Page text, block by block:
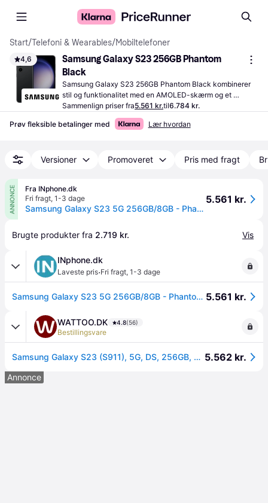
Start/Telefoni & Wearables/Mobiltelefoner
4,6
Samsung Galaxy S23 256GB Phantom
Black
Samsung Galaxy S23 256GB Phantom Black kombinerer
stil og funktionalitet med en AMOLED-skærm og et
effektivt kamera, der tager klare billeder i forskellige
Sammenlign priser fra5.561 kr.til6.784 kr.
Prøv fleksible betalinger med Lær hvordan
Versioner Promoveret Pris med fragt
ANNONCE
Fra INphone.dk
Fri fragt, 1-3 dage
Samsung Galaxy S23 5G 256GB/8GB - Phantom Black
5.561 kr.
Brugte produkter fra 2.719 kr. Vis
INphone.dk
Laveste pris·Fri fragt, 1-3 dage
Samsung Galaxy S23 5G 256GB/8GB - Phantom Black 5.561 kr.
WATTOO.DK 4.8(56)
Bestillingsvare
Samsung Galaxy S23 (S911), 5G, DS, 256GB, Lavender EU 5.562 kr.
Annonce